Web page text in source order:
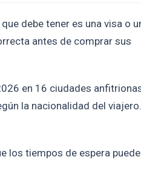
debe tener es una visa o
antes de comprar sus
en 16 ciudades
la nacionalidad del viajero.
los tiempos de espera